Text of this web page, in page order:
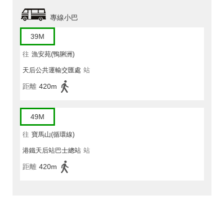
專線小巴
39M
往 漁安苑(鴨脷洲)
天后公共運輸交匯處 站
距離 420m
49M
往 寶馬山(循環線)
港鐵天后站巴士總站 站
距離 420m